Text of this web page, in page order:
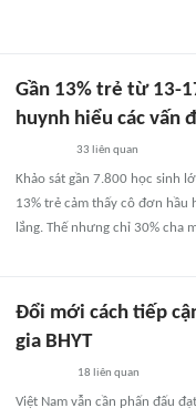
Gần 13% trẻ từ 13-
huynh hiểu các vấn
33 liên quan
Khảo sát gần 7.800 học sinh
13% trẻ cảm thấy cô đơn hầu
lắng. Thế nhưng chỉ 30% cha
Đổi mới cách tiếp
gia BHYT
18 liên quan
Việt Nam vẫn cần phấn đấu